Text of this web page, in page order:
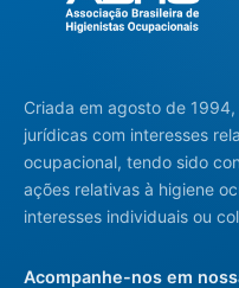
Criada em agosto de
jurídicas com interesses
ocupacional, tendo sido
ações relativas à higiene
interesses individuais ou
Acompanhe-nos em